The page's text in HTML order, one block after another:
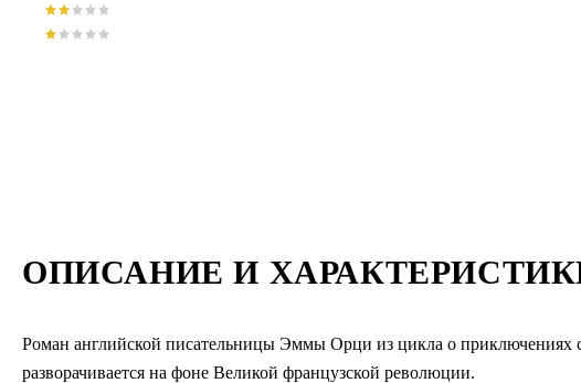
ОПИСАНИЕ И
Роман английской писательницы Эммы Орци из цикла о приключениях
разворачивается на фоне Великой французской революции.